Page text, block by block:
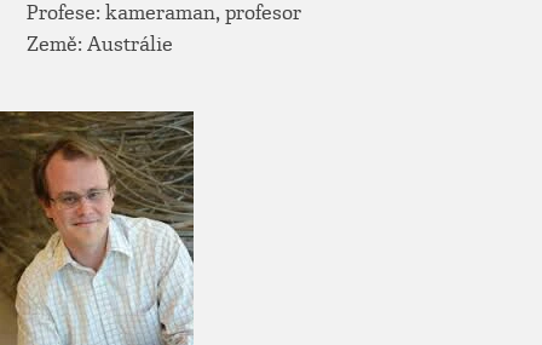
Profese: kameraman, profesor
Země: Austrálie